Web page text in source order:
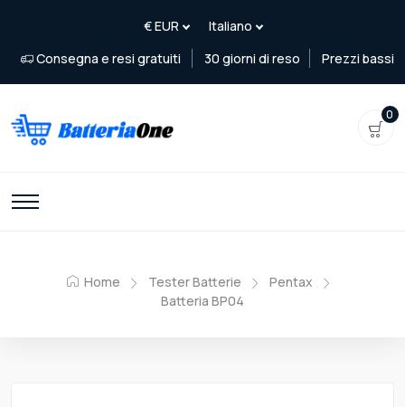
Consegna e resi gratuiti 30 giorni di reso Prezzi bassi
0
Home Tester Batterie
Pentax
Batteria BP04